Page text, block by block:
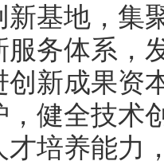
新基地，集
服务体系，
创新成果资
，健全技术
才培养能力